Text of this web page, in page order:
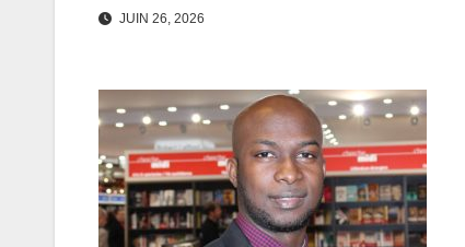
JUIN 26, 2026